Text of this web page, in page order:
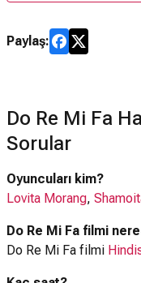
Paylaş:
Do Re Mi Fa
Sorular
Oyuncuları kim?
Lovita Morang,
Do Re Mi Fa filmi
Do Re Mi Fa filmi